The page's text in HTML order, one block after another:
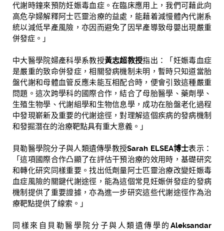
代謝時鐘來預防妊娠毒血症。在臨床應用上，我們可藉此向
高危孕婦解釋阿士匹靈治療的益處，能藉着減慢體內代謝系
統以減低早產風險，亦因而避免了因早產導致母嬰出現嚴重
併發症。」
中大醫學院婦產科學系教授黃志超教授指出：「妊娠毒血症
是嚴重的致命併發症，相關發病機制未明，暫時只知道當胎
盤代謝和母體血管反應未能互相配合時，便會引致這種嚴重
問題。這次跨學科的國際合作，結合了母胎醫學、藥劑學、
生殖生物學、代謝組學和生物信息學，成功在胎盤老化過程
中發現嶄新及重要的代謝途徑，對理解這個疾病的發病機制
和發掘潛在的治療靶點具有重大意義。」
貝勒醫學院分子與人類遺傳學教授Sarah ELSEA博士表示：
「這項國際合作凸顯了在評估干預治療的效用時，基礎研究
和轉化研究同樣重要。找出低劑量阿士匹靈治療改變妊娠毒
血症風險的關鍵代謝途徑，能為這個常見妊娠併發症的發病
機制提供了重要證據，亦為進一步研究這些代謝途徑作為治
療靶點提供了線索。」
同樣來自貝勒醫學院分子與人類遺傳學的 Aleksandar